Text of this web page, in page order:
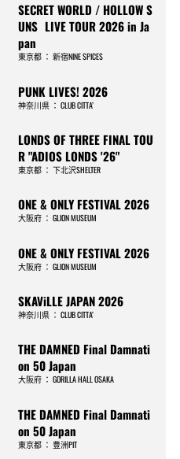
SECRET WORLD / HOLLOW S
UNS LIVE TOUR 2026 in Ja
pan
東京都 ：新宿NINE SPICES
PUNK LIVES! 2026
神奈川県 ：CLUB CITTA’
LONDS OF THREE FINAL TOU
R "ADIOS LONDS '26"
東京都 ：下北沢SHELTER
ONE & ONLY FESTIVAL 2026
大阪府 ：GLION MUSEUM
ONE & ONLY FESTIVAL 2026
大阪府 ：GLION MUSEUM
SKAViLLE JAPAN 2026
神奈川県 ：CLUB CITTA’
THE DAMNED Final Damnati
on 50 Japan
大阪府 ：GORILLA HALL OSAKA
THE DAMNED Final Damnati
on 50 Japan
東京都 ：豊洲PIT